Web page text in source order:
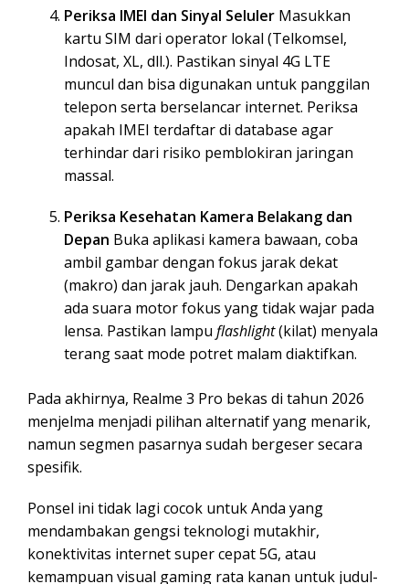
Periksa IMEI dan Sinyal Seluler Masukkan
kartu SIM dari operator lokal (Telkomsel,
Indosat, XL, dll.). Pastikan sinyal 4G LTE
muncul dan bisa digunakan untuk panggilan
telepon serta berselancar internet. Periksa
apakah IMEI terdaftar di database agar
terhindar dari risiko pemblokiran jaringan
massal.
Periksa Kesehatan Kamera Belakang dan
Depan Buka aplikasi kamera bawaan, coba
ambil gambar dengan fokus jarak dekat
(makro) dan jarak jauh. Dengarkan apakah
ada suara motor fokus yang tidak wajar pada
lensa. Pastikan lampu flashlight(kilat) menyala
terang saat mode potret malam diaktifkan.
Pada akhirnya, Realme 3 Pro bekas di tahun 2026
menjelma menjadi pilihan alternatif yang menarik,
namun segmen pasarnya sudah bergeser secara
spesifik.
Ponsel ini tidak lagi cocok untuk Anda yang
mendambakan gengsi teknologi mutakhir,
konektivitas internet super cepat 5G, atau
kemampuan visual gaming rata kanan untuk judul-